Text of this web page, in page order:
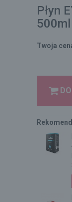
Płyn
Twoja